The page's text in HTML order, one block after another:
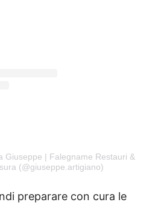
Giuseppe | Falegname Restauri &
(@giuseppe.artigiano)
preparare con cura le